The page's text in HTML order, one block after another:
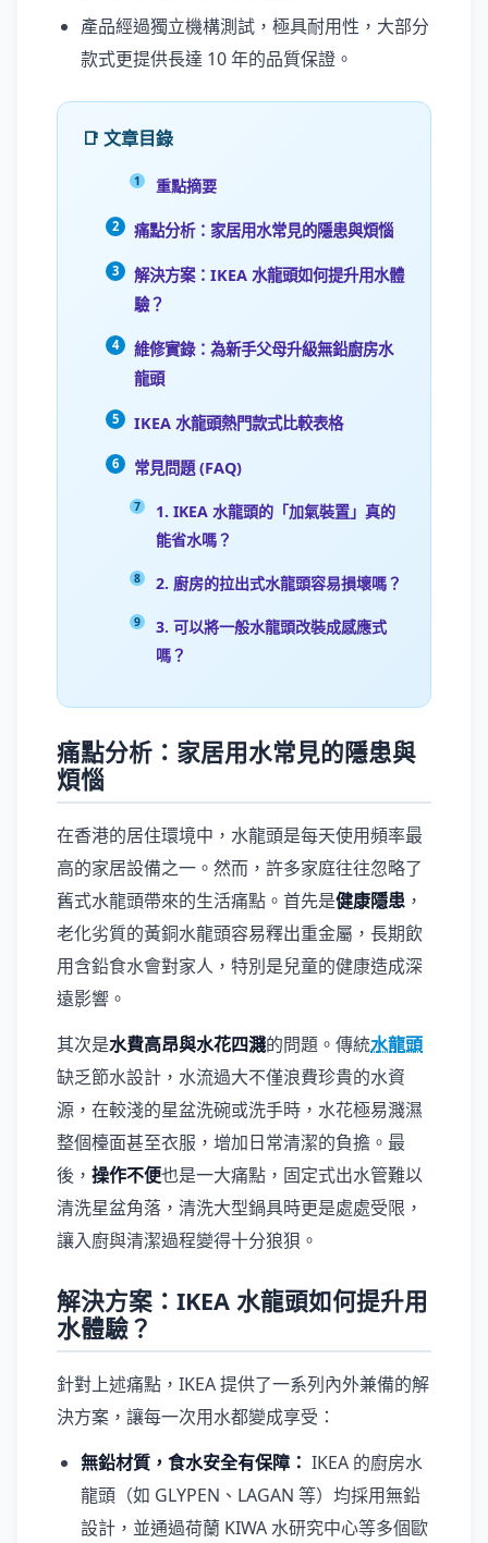
產品經過獨立機構測試，極具耐用性，大部分
款式更提供長達 10 年的品質保證。
📑 文章目錄
重點摘要
痛點分析：家居用水常見的隱患與煩惱
解決方案：IKEA 水龍頭如何提升用水體
驗？
維修實錄：為新手父母升級無鉛廚房水
龍頭
IKEA 水龍頭熱門款式比較表格
常見問題 (FAQ)
1. IKEA 水龍頭的「加氣裝置」真的
能省水嗎？
2. 廚房的拉出式水龍頭容易損壞嗎？
3. 可以將一般水龍頭改裝成感應式
嗎？
痛點分析：家居用水常見的隱患與
煩惱
在香港的居住環境中，水龍頭是每天使用頻率最
高的家居設備之一。然而，許多家庭往往忽略了
舊式水龍頭帶來的生活痛點。首先是健康隱患 ，
老化劣質的黃銅水龍頭容易釋出重金屬，長期飲
用含鉛食水會對家人，特別是兒童的健康造成深
遠影響。
其次是水費高昂與水花四濺的問題。傳統水龍頭
缺乏節水設計，水流過大不僅浪費珍貴的水資
源，在較淺的星盆洗碗或洗手時，水花極易濺濕
整個檯面甚至衣服，增加日常清潔的負擔。最
後， 操作不便也是一大痛點，固定式出水管難以
清洗星盆角落，清洗大型鍋具時更是處處受限，
讓入廚與清潔過程變得十分狼狽。
解決方案：IKEA 水龍頭如何提升用
水體驗？
針對上述痛點，IKEA 提供了一系列內外兼備的解
決方案，讓每一次用水都變成享受：
無鉛材質，食水安全有保障： IKEA 的廚房水
龍頭（如 GLYPEN、LAGAN 等）均採用無鉛
設計，並通過荷蘭 KIWA 水研究中心等多個歐